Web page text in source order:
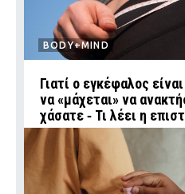
BODY+MIND
Γιατί ο εγκέφαλος
να «μάχεται» να
χάσατε ‑ Τι λέει η